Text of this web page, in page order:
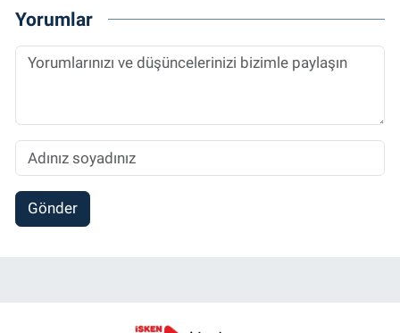
Yorumlar
Gönder